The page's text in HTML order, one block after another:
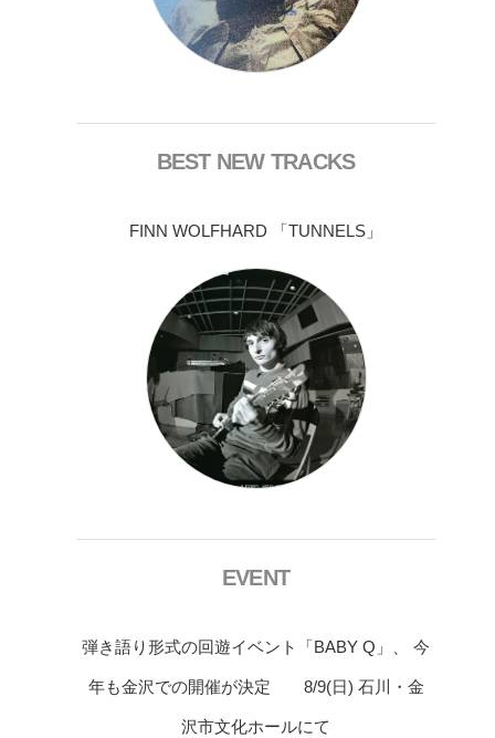
BEST NEW TRACKS
FINN WOLFHARD 「TUNNELS」
EVENT
弾き語り形式の回遊イベント「BABY Q」、 今
年も金沢での開催が決定 8/9(日) 石川・金
沢市文化ホールにて